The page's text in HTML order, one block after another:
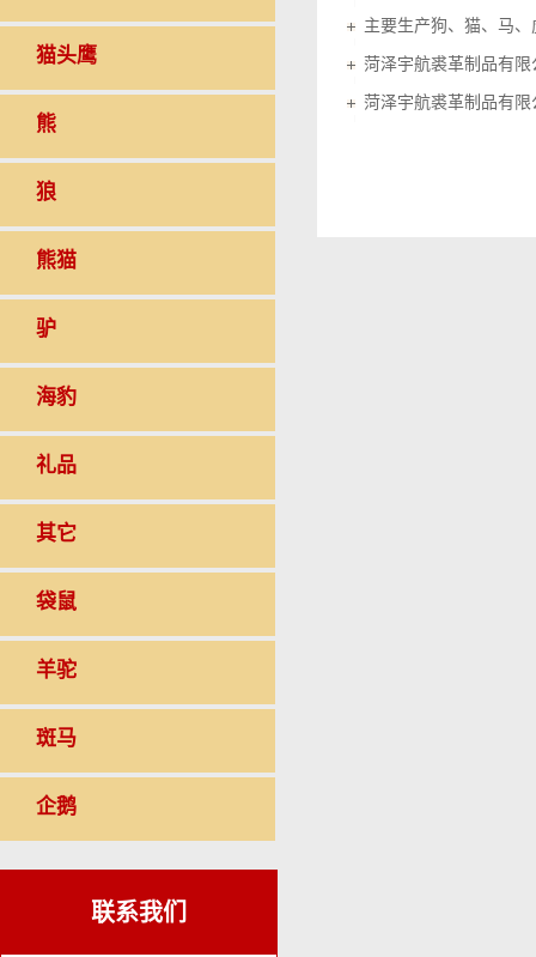
猫头鹰
熊
狼
熊猫
驴
海豹
礼品
其它
袋鼠
羊驼
斑马
企鹅
联系我们
菏泽宇航裘革制品有限
菏泽宇航裘革制品有限